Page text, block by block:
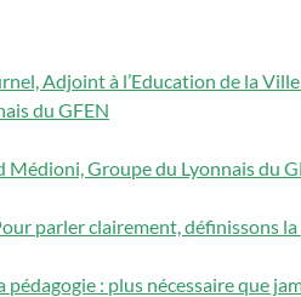
Adjoint à l’Education de la
du GFEN
Groupe du Lyonnais du
parler clairement, définissons
: plus nécessaire que